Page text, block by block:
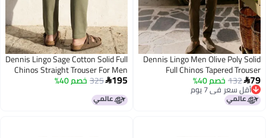
Dennis Lingo Men Olive Poly Solid
Full Chinos Tapered Trouser
79
132 خصم 40%
أقل سعر في 7 يوم
أقل سعر في 7 يوم
Dennis Lingo Sage Cotton Solid Full
Chinos Straight Trouser For Men
195
325 خصم 40%